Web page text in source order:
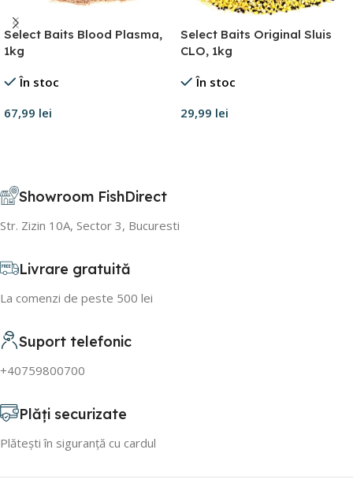
Select Baits Blood Plasma,
1kg
În stoc
67,99 lei
Select Baits Original Sluis
CLO, 1kg
În stoc
29,99 lei
Showroom FishDirect
Str. Zizin 10A, Sector 3, Bucuresti
Livrare gratuită
La comenzi de peste 500 lei
Suport telefonic
+40759800700
Plăți securizate
Plătești în siguranță cu cardul